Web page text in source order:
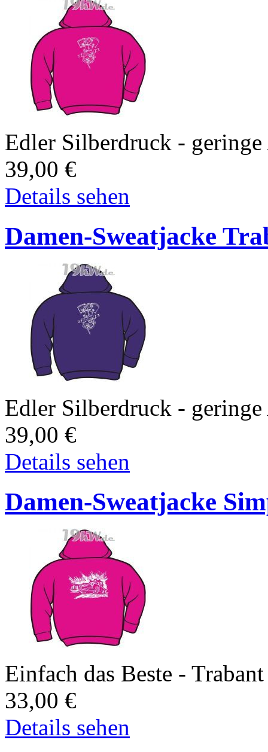
Edler Silberdruck -
39,00 €
Details sehen
Damen-Sweatjacke
Edler Silberdruck -
39,00 €
Details sehen
Damen-Sweatjacke
Einfach das Beste - Trabant
33,00 €
Details sehen